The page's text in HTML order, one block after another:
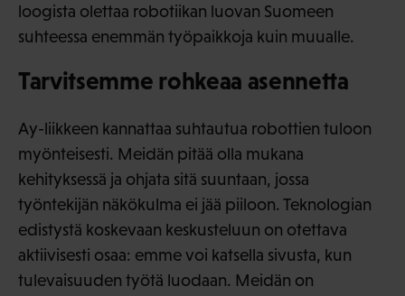
loogista olettaa robotiikan luovan Suomeen
suhteessa enemmän työpaikkoja kuin muualle.
Tarvitsemme rohkeaa asennetta
Ay-liikkeen kannattaa suhtautua robottien tuloon
myönteisesti. Meidän pitää olla mukana
kehityksessä ja ohjata sitä suuntaan, jossa
työntekijän näkökulma ei jää piiloon. Teknologian
edistystä koskevaan keskusteluun on otettava
aktiivisesti osaa: emme voi katsella sivusta, kun
tulevaisuuden työtä luodaan. Meidän on